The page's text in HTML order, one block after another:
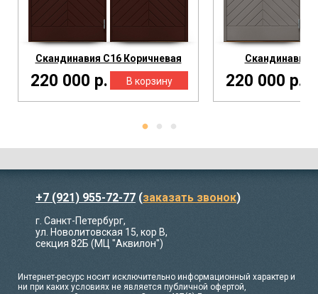
Скандинавия С16 Коричневая
220 000 р.
Скандинавия
220 000 р.
+7 (921) 955-72-77 (заказать звонок)
г. Санкт-Петербург,
ул. Новолитовская 15, кор В,
секция 82Б (МЦ "Аквилон")
Интернет-ресурс носит исключительно информационный характер и
ни при каких условиях не является публичной офертой,